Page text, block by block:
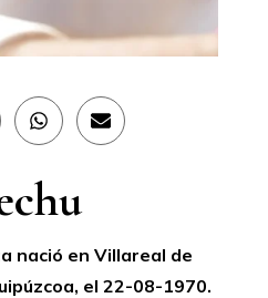
Compartir
en
Compartir
en
nació en Villareal de
el 22-08-1970.